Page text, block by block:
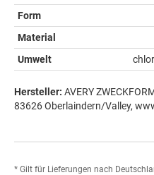
Form
Material
Umwelt
Hersteller: AVERY
83626 Oberlaindern/Valley,
* Gilt für Lieferungen nach